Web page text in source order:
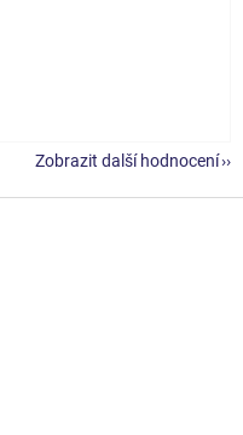
z 5 hvězdiček.
Zobrazit další hodnocení